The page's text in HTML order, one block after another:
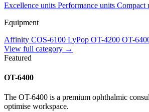
Excellence units Performance units Compact
Equipment
Affinity COS-6100 LyPop OT-4200 OT-
View full category →
Featured
OT-6400
The OT-6400 is a premium ophthalmic
optimise workspace.